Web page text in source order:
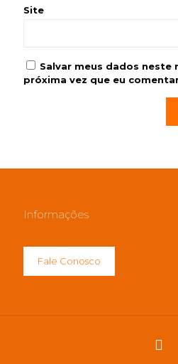
Site
Salvar meus dados neste
próxima vez que eu
Informações
Fale Conosco